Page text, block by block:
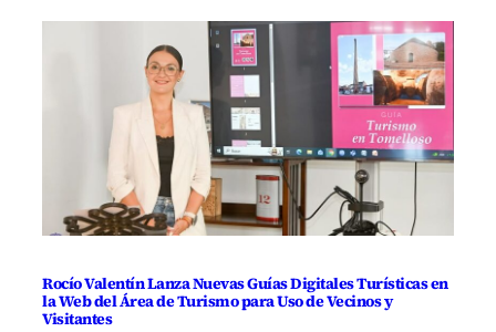
Rocío Valentín Lanza Nuevas Guías Digitales Turísticas en
la Web del Área de Turismo para Uso de Vecinos y
Visitantes